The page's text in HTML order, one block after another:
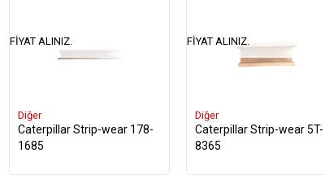
Diğer
Caterpillar Strip-wear 178-
1685
FIYAT ALINIZ.
Diğer
Caterpillar Strip-wear 5T-
8365
FIYAT ALINIZ.